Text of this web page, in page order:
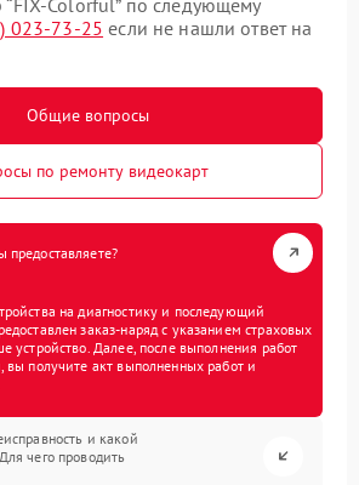
023-73-25 если не нашли ответ на
Общие вопросы
по ремонту видеокарт
на диагностику и последующий
заказ-наряд с указанием страховых
устройство. Далее, после выполнения работ
вы получите акт выполненных работ и
и какой
чего проводить